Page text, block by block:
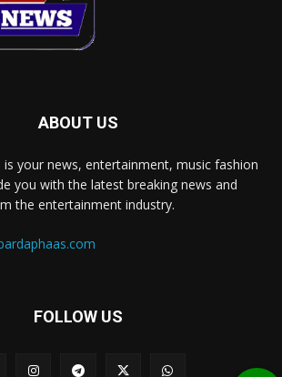
ABOUT US
is your news, entertainment, music fashion
you with the latest breaking news and
the entertainment industry.
FOLLOW US